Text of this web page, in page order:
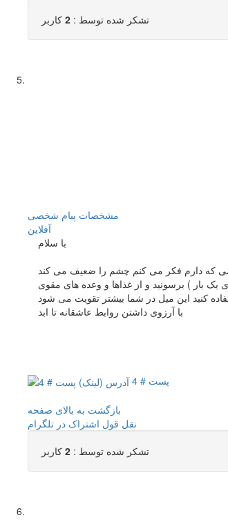
تشکر شده توسط : 2 کاربر
مشخصات پیام شخصی
آفلاين
با سلام
که دارم فکر می کنم چشم را ضعیف می کند
یک بار ) برسونید و از غذاها و وعده های مقوی
با آرزوی داشتن روابط عاشقانه تا ابد
پست # 4
بازگشت به بالای صفحه
نقل قول اشتراک در تلگرام
تشکر شده توسط : 2 کاربر